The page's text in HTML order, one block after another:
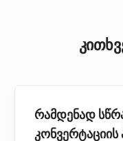
რამდენად
კონვერტაციის